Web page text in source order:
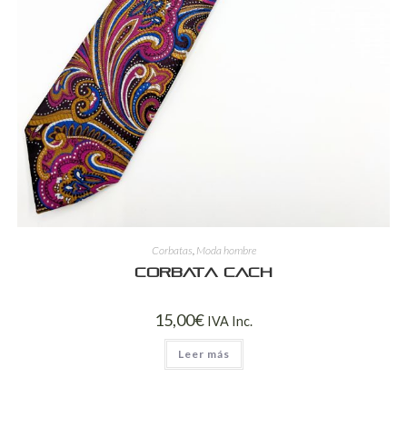
Corbatas Moda hombre
Corbata Cach
15,00€ IVA Inc.
Leer más